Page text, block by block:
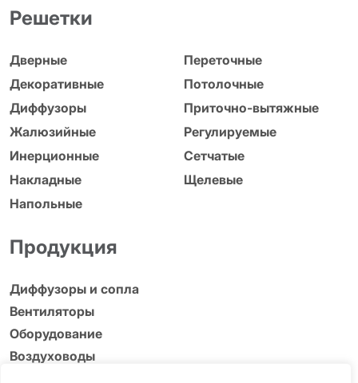
Решетки
Дверные
Декоративные
Диффузоры
Жалюзийные
Инерционные
Накладные
Напольные
Переточные
Потолочные
Приточно-вытяжные
Регулируемые
Сетчатые
Щелевые
Продукция
Диффузоры и сопла
Вентиляторы
Оборудование
Воздуховоды